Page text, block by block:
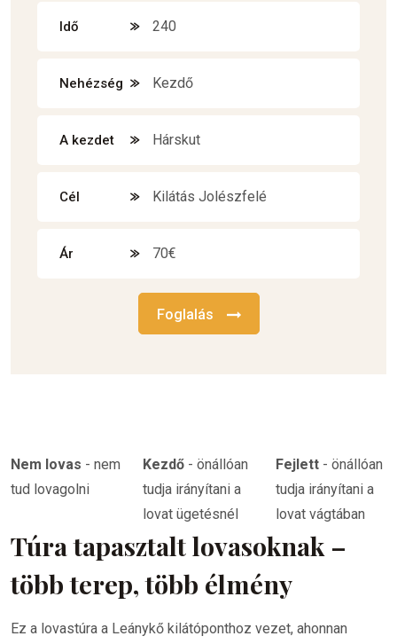
Idő 240
Nehézség Kezdő
A kezdet Hárskut
Cél Kilátás Jolészfelé
Ár 70€
Foglalás
Nem lovas - nem
tud lovagolni
Kezdő - önállóan
tudja irányítani a
lovat ügetésnél
Fejlett- önállóan
tudja irányítani a
lovat vágtában
Túra tapasztalt lovasoknak –
több terep, több élmény
Ez a lovastúra a Leánykő kilátóponthoz vezet, ahonnan